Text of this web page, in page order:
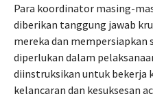
Para koordinator masing-
diberikan tanggung jawab
mereka dan mempersiapkan
diperlukan dalam
diinstruksikan untuk bekerja
kelancaran dan kesuksesan